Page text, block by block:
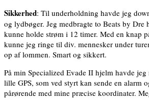
Sikkerhed: Til underholdning havde jeg
og lydbøger. Jeg medbragte to Beats by Dre
kunne holde strøm i 12 timer. Med en knap
kunne jeg ringe til div. mennesker under
op af lommen. Smart og sikkert.
På min Specialized Evade II hjelm havde
lille GPS, som ved styrt kan sende en alarm
pårørende med mine præcise koordinater.